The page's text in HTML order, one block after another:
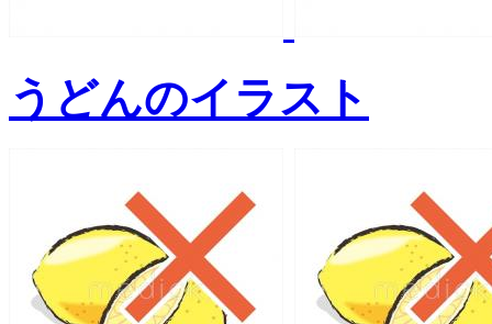
うどんのイラスト